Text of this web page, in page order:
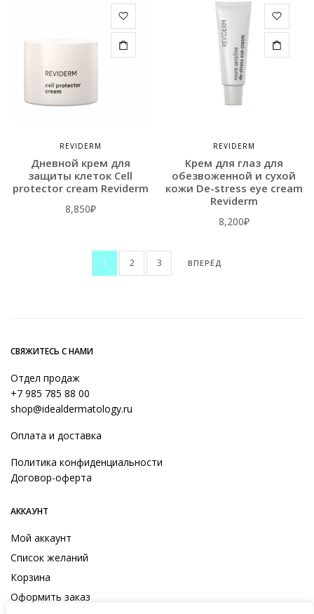
REVIDERM
Дневной крем для
защиты клеток Сell
protector cream Reviderm
8,850₽
REVIDERM
Крем для глаз для
обезвоженной и сухой
кожи De-stress eye cream
Reviderm
8,200₽
1 2 3 ВПЕРЁД
СВЯЖИТЕСЬ С НАМИ
Отдел продаж
+7 985 785 88 00
shop@idealdermatology.ru
Оплата и доставка
Политика конфиденциальности
Договор-оферта
АККАУНТ
Мой аккаунт
Список желаний
Корзина
Оформить заказ